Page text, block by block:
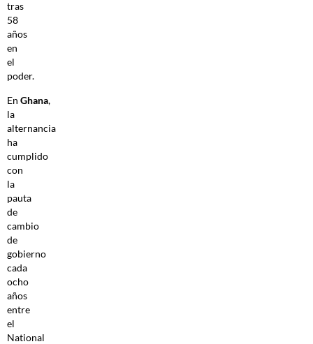
tras
58
años
en
el
poder.
En Ghana,
la
alternancia
ha
cumplido
con
la
pauta
de
cambio
de
gobierno
cada
ocho
años
entre
el
National